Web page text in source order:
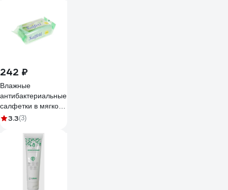
242 ₽
Влажные
антибактериальные
салфетки в мягкой
упаковке АВАНГАРД
3.3(3)